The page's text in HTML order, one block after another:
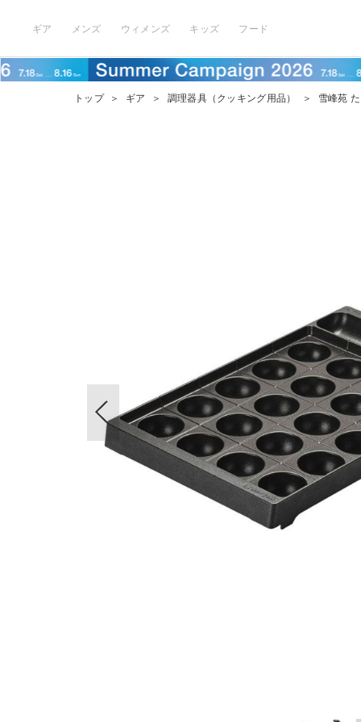
ギア メンズ ウィメンズ キッズ フード
トップ ＞ ギア ＞ 調理器具（クッキング用品） ＞ 雪峰苑